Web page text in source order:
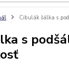
Cibulák šálka s
s